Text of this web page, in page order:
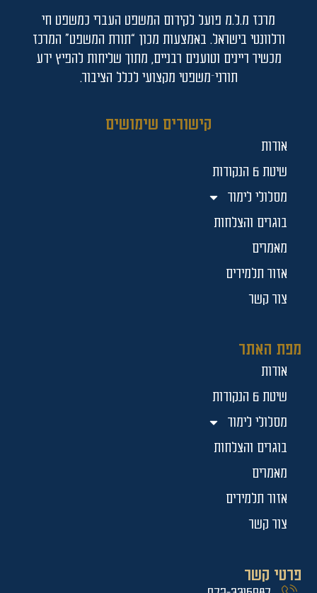
מרכז מ.ל.מ פועל לקידום המשפט העברי כמשפט חי
ורלוונטי בישראל. באמצעות מכון “תורת המשפט” המרכז
מכשיר דיינים וטוענים רבניים, מתוך שליחות להפיץ ידע
תורני־משפטי מקצועי לכלל הציבור.
מפת האתר
אודות
שיטת 6 הנקודות
מסלולי לימוד
בוגרים והצלחות
מאמרים
אזור תלמידים
צור קשר
קישורים שימושים
אודות
שיטת 6 הנקודות
מסלולי לימוד
בוגרים והצלחות
מאמרים
אזור תלמידים
צור קשר
פרטי קשר